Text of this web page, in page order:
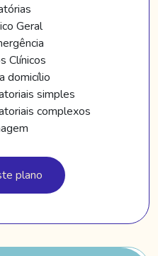
Geral
Clínicos
domicílio
simples
complexos
plano